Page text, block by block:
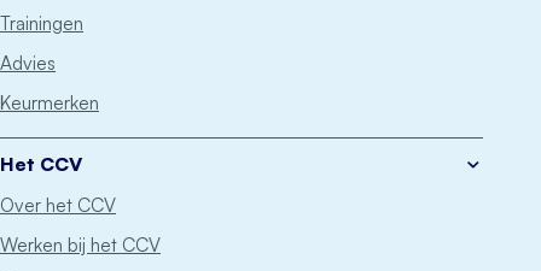
Trainingen
Advies
Keurmerken
Het CCV
Over het CCV
Werken bij het CCV